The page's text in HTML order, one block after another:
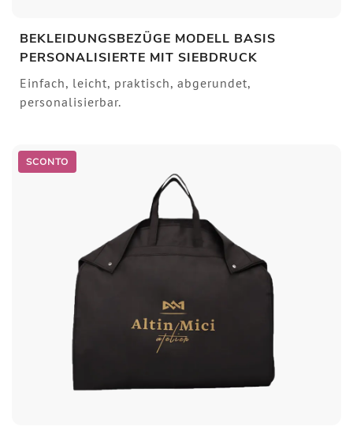
BEKLEIDUNGSBEZÜGE MODELL BASIS
PERSONALISIERTE MIT SIEBDRUCK
Einfach, leicht, praktisch, abgerundet,
personalisierbar.
SCONTO